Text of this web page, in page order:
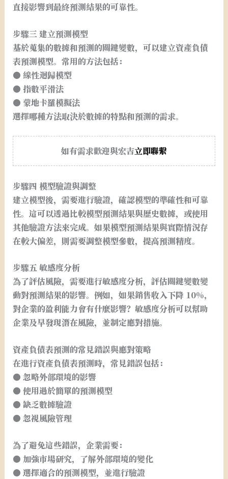
直接影響到最終預測結果的可靠性。
步驟三 建立預測模型
基於蒐集的數據和預測的關鍵變數，可以建立資產負債
表預測模型。常用的方法包括：
● 線性迴歸模型
● 指數平滑法
● 蒙地卡羅模擬法
選擇哪種方法取決於數據的特點和預測的需求。
如有需求歡迎與宏吉立即聯繫
步驟四 模型驗證與調整
建立模型後，需要進行驗證，確認模型的準確性和可靠
性。這可以透過比較模型預測結果與歷史數據，或使用
其他驗證方法來完成。如果模型預測結果與實際情況存
在較大偏差，則需要調整模型參數，提高預測精度。
步驟五 敏感度分析
為了評估風險，需要進行敏感度分析，評估關鍵變數變
動對預測結果的影響。例如，如果銷售收入下降 10%，
對企業的盈利能力會有什麼影響？敏感度分析可以幫助
企業及早發現潛在風險，並制定應對措施。
資產負債表預測的常見錯誤與應對策略
在進行資產負債表預測時，常見錯誤包括：
● 忽略外部環境的影響
● 使用過於簡單的預測模型
● 缺乏數據驗證
● 忽視風險管理
為了避免這些錯誤，企業需要：
● 加強市場研究，了解外部環境的變化
● 選擇適合的預測模型，並進行驗證